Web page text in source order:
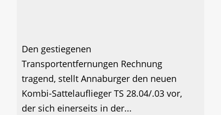
Den gestiegenen
Transportentfernungen Rechnung
tragend, stellt Annaburger den neuen
Kombi-Sattelauflieger TS 28.04/.03 vor,
der sich einerseits in der...